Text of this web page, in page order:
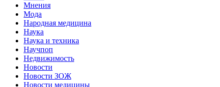
Мнения
Мода
Народная медицина
Наука
Наука и техника
Научпоп
Недвижимость
Новости
Новости ЗОЖ
Новости медицины